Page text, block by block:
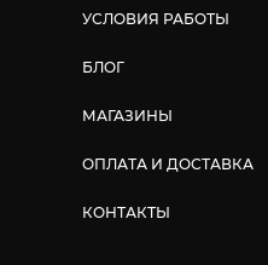
УСЛОВИЯ РАБОТЫ
БЛОГ
МАГАЗИНЫ
ОПЛАТА И ДОСТАВКА
КОНТАКТЫ